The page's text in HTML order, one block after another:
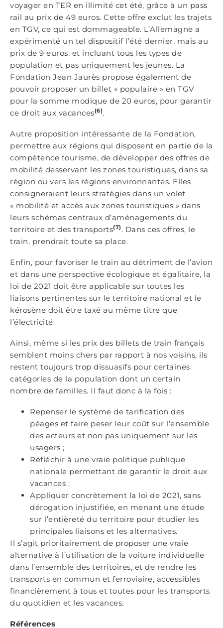
voyager en TER en illimité cet été, grâce à un pass
rail au prix de 49 euros. Cette offre exclut les trajets
en TGV, ce qui est dommageable. L’Allemagne a
expérimenté un tel dispositif l’été dernier, mais au
prix de 9 euros, et incluant tous les types de
population et pas uniquement les jeunes. La
Fondation Jean Jaurès propose également de
pouvoir proposer un billet « populaire » en TGV
pour la somme modique de 20 euros, pour garantir
ce droit aux vacances(6).
Autre proposition intéressante de la Fondation,
permettre aux régions qui disposent en partie de la
compétence tourisme, de développer des offres de
mobilité desservant les zones touristiques, dans sa
région ou vers les régions environnantes. Elles
consigneraient leurs stratégies dans un volet
« mobilité et accès aux zones touristiques » dans
leurs schémas centraux d’aménagements du
territoire et des transports(7) . Dans ces offres, le
train, prendrait toute sa place.
Enfin, pour favoriser le train au détriment de l’avion
et dans une perspective écologique et égalitaire, la
loi de 2021 doit être applicable sur toutes les
liaisons pertinentes sur le territoire national et le
kérosène doit être taxé au même titre que
l’électricité.
Ainsi, même si les prix des billets de train français
semblent moins chers par rapport à nos voisins, ils
restent toujours trop dissuasifs pour certaines
catégories de la population dont un certain
nombre de familles. Il faut donc à la fois :
Repenser le système de tarification des
péages et faire peser leur coût sur l’ensemble
des acteurs et non pas uniquement sur les
usagers ;
Réfléchir à une vraie politique publique
nationale permettant de garantir le droit aux
vacances ;
Appliquer concrètement la loi de 2021, sans
dérogation injustifiée, en menant une étude
sur l’entièreté du territoire pour étudier les
principales liaisons et les alternatives.
Il s’agit prioritairement de proposer une vraie
alternative à l’utilisation de la voiture individuelle
dans l’ensemble des territoires, et de rendre les
transports en commun et ferroviaire, accessibles
financièrement à tous et toutes pour les transports
du quotidien et les vacances.
Références